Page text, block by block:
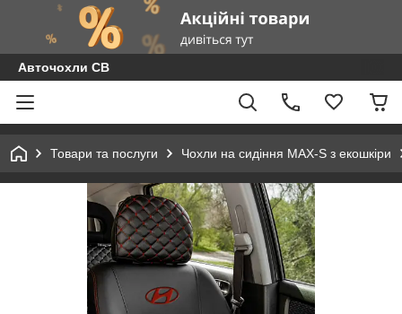
Авточохли СВ
Товари та послуги Чохли на сидіння MAX-S з екошкіри